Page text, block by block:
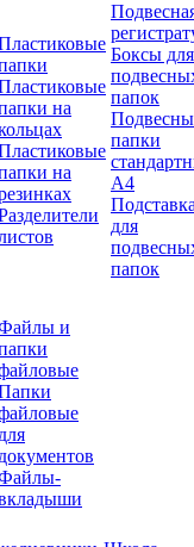
на
на
Боксы для
папок
папки
А4
для
папок
и
для
документов